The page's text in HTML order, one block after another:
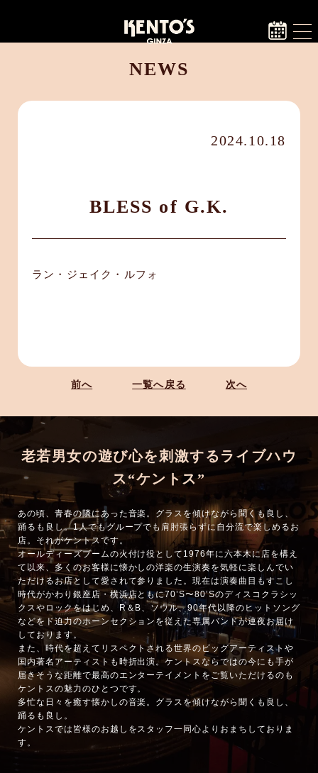
NEWS
2024.10.18
BLESS of G.K.
ラン・ジェイク・ルフォ
前へ 一覧へ戻る 次へ
老若男女の遊び心を刺激するライブハウ
ス“ケントス”
あの頃、青春の隣にあった音楽。グラスを傾けながら聞くも良し、
踊るも良し。1人でもグループでも肩肘張らずに自分流で楽しめるお
店。それがケントスです。
オールディーズブームの火付け役として1976年に六本木に店を構え
て以来、多くのお客様に懐かしの洋楽の生演奏を気軽に楽しんでい
ただけるお店として愛されて参りました。現在は演奏曲目もすこし
時代がかわり銀座店・横浜店ともに70’S〜80’Sのディスコクラシッ
クスやロックをはじめ、R＆B、ソウル、90年代以降のヒットソング
などをド迫力のホーンセクションを従えた専属バンドが連夜お届け
しております。
また、時代を超えてリスペクトされる世界のビッグアーティストや
国内著名アーティストも時折出演。ケントスならではの今にも手が
届きそうな距離で最高のエンターテイメントをご覧いただけるのも
ケントスの魅力のひとつです。
多忙な日々を癒す懐かしの音楽。グラスを傾けながら聞くも良し、
踊るも良し。
ケントスでは皆様のお越しをスタッフ一同心よりおまちしておりま
す。